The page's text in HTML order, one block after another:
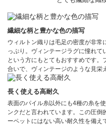
繊細な柄と豊かな色の描写
ウィルトン織りは毛足の密度が非常
っぷり。ヴィンテージラグに憧れ
という方にもとてもおすすめです
合いで、ヴィンテージのような見栄
長く使える高耐久
表面のパイル糸以外にも4種の糸を
ンクだと言われています。この圧倒
ーペットにはない高い耐久性を備え